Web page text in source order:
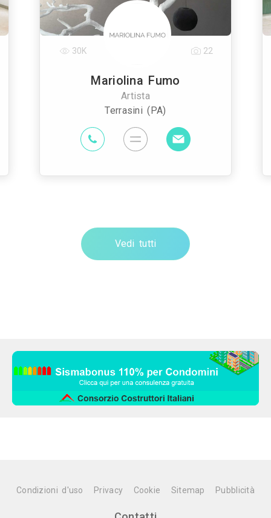
Mariolina Fumo
Artista
Terrasini (PA)
30K 22
Vedi tutti
Condizioni d'uso Privacy Cookie Sitemap Pubblicità